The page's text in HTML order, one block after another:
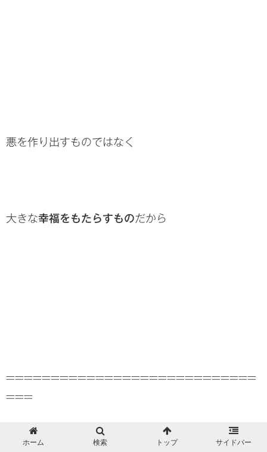
悪を作り出すものではなく
大きな幸福をもたらすものだから
============================
===
ブログは広く世界に開けている媒体です。
ホーム 検索 トップ サイドバー